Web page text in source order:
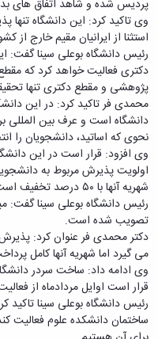
مدیریت
و
پشتیبانی
معاونت
آموزشی
و
تحصیلات
تکمیلی
معاونت
دانشجویی
معاونت
پژوهش
و
فناوری
معاونت
فرهنگی
و
اجتماعی
نهاد
نمایندگی
در
دانشگاه
D8
رشته‌های
تحصیلی
کارشناسی
تحصیلات
تکمیلی
آموزش‌های
آزاد
برنامه‌های
آموزشی
آموزش
زبان
فارسی
به
غیرفارسی‌زبانان
آموزش‌های
کاربردی
و
گیاهی
پژوهشکده
آب
مرکز
آپا
دانشگاه
بوعلی
سینا
آزمایشگاه
های
تحقیقاتی
آزمایشگاه
مرکزی
آزمایشگاه
تنش
پسماند
آزمایشگاه
مقاومت
مصالح
آزمایشگاه
مواد
علوم
پایه
علوم
اقتصادی
و
اجتماعی
علوم
ورزشی
دانشکده
های
اقماری
فنی
و
مهندسی
کبودرآهنگ
فنی
و
منابع
طبیعی
تویسرکان
مشاوره
و
سبک
زندگی
مرکز
بهداشت
و
درمان
خوابگاه‌های
دانشجویی
سلف
سرویس
ورزش و
سرگرمی
اداره
تربیت
بدنی
و
فوق
برنامه
استخر
تشکل‌های
اسلامی
دانشجویان
نشریات
دانشجویی
کانون‌های
فرهنگی
فعالیت‌های
داوطلبانه
سمن‌های
مرتبط
بنیاد
خیرین
حامی
دانشگاه
بوعلی
سینا
مؤسسه
حمایت
های
هویت
ارتباط
با ما
روابط
بین
الملل
(قدم
الآن)
Apply
Now
پردیس شده و شاهد اتفاق های
وی تاکید کرد: این دانشگاه
استثنا از ایرانیان مقیم خارج از
رئیس دانشگاه بوعلی سینا گفت:
دکتری فعالیت خواهد کرد که
پژوهشی و مقطع دکتری تنها
محمدی فر تاکید کرد: در این
دانشگاه است و عرف بین المللی
نحوی که اساتید، دانشجویان را
شهریه آنها با ۵۰ درصد تخفیف است.
رئیس دانشگاه بوعلی سینا گفت:
تصویب شده است.
دکتر محمدی فر عنوان کرد:
می گیرد اما شهریه آنها کامل
قرار است اوایل مردادماه از
ساختمان دانشکده علوم فعالیت